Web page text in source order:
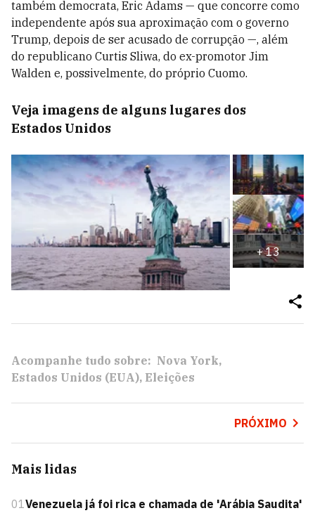
também democrata, Eric Adams — que concorre como
independente após sua aproximação com o governo
Trump, depois de ser acusado de corrupção —, além
do republicano Curtis Sliwa, do ex-promotor Jim
Walden e, possivelmente, do próprio Cuomo.
Veja imagens de alguns lugares dos
Estados Unidos
+13
Acompanhe tudo sobre: Nova York
Estados Unidos (EUA) Eleições
PRÓXIMO
Mais lidas
01Venezuela já foi rica e chamada de 'Arábia Saudita'